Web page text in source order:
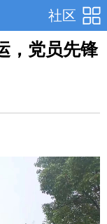
社区
，党员先锋